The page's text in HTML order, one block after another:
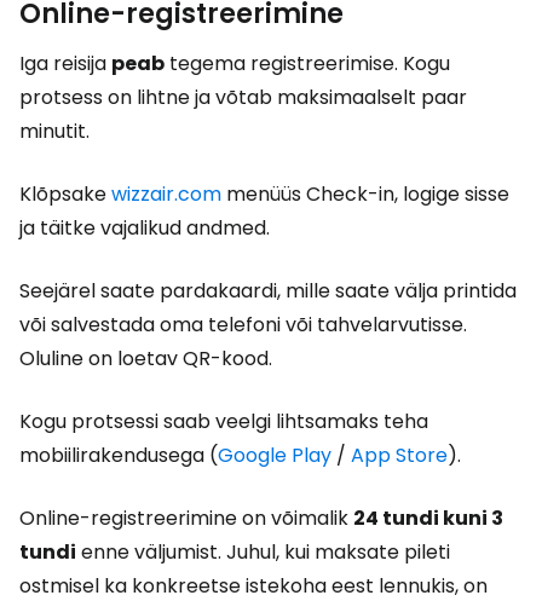
Online-registreerimine
Iga reisija peab tegema registreerimise. Kogu
protsess on lihtne ja võtab maksimaalselt paar
minutit.
Klõpsakewizzair.com menüüs Check-in, logige sisse
ja täitke vajalikud andmed.
Seejärel saate pardakaardi, mille saate välja printida
või salvestada oma telefoni või tahvelarvutisse.
Oluline on loetav QR-kood.
Kogu protsessi saab veelgi lihtsamaks teha
mobiilirakendusega (Google Play / App Store).
Online-registreerimine on võimalik 24 tundi kuni 3
tundi enne väljumist. Juhul, kui maksate pileti
ostmisel ka konkreetse istekoha eest lennukis, on